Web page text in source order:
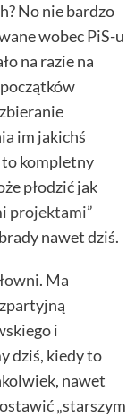
No nie bardzo
wobec PiS-u
na razie na
im jakichś
to kompletny
płodzić jak
projektami”
nawet dziś.
. Ma
i
dziś, kiedy to
nawet
„starszym